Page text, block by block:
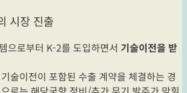
시장 진출
으로부터 K-2를 도입하면서 기술이전을 받
술이전이 포함된 수출 계약을 체결하는 경